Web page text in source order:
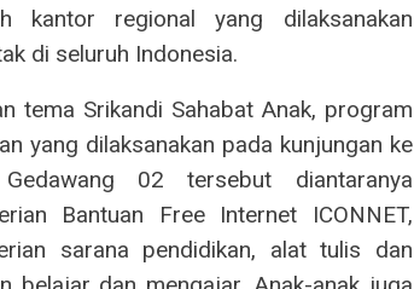
kantor regional yang dilaksanakan
di seluruh Indonesia.
tema Srikandi Sahabat Anak, program
yang dilaksanakan pada kunjungan ke
02 tersebut diantaranya
Bantuan Free Internet ICONNET,
sarana pendidikan, alat tulis dan